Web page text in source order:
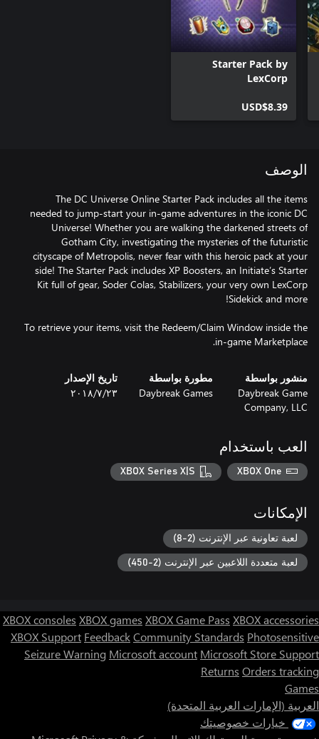
Starter Pack by
LexCorp
USD$8.39
الوصف
The DC Universe Online Starter Pack includes all the items
needed to jump-start your in-game adventures in the iconic DC
Universe! Whether you are walking the darkened streets of
Gotham City, investigating the mysteries of the futuristic
cityscape of Metropolis, never fear with this heroic pack at your
side! The Starter Pack includes XP Boosters, an Initiate’s Starter
Kit full of gear, Soder Colas, Stabilizers, your very own LexCorp
To retrieve your items, visit the Redeem/Claim Window inside the
in-game Marketplace.
منشور بواسطة
Daybreak Game
Company, LLC
مطورة بواسطة
Daybreak Games
تاريخ الإصدار
٢٣‏/٧‏/٢٠١٨
العب باستخدام
XBOX One
XBOX Series X|S
الإمكانات
لعبة تعاونية عبر الإنترنت (2-8)
لعبة متعددة اللاعبين عبر الإنترنت (2-450)
XBOX consoles XBOX games XBOX Game Pass XBOX accessories
XBOX Support FeedbackCommunity Standards Photosensitive
Seizure Warning Microsoft account Microsoft Store Support
Returns Orders tracking
Games
العربية (الإمارات العربية المتحدة)
خيارات خصوصيتك